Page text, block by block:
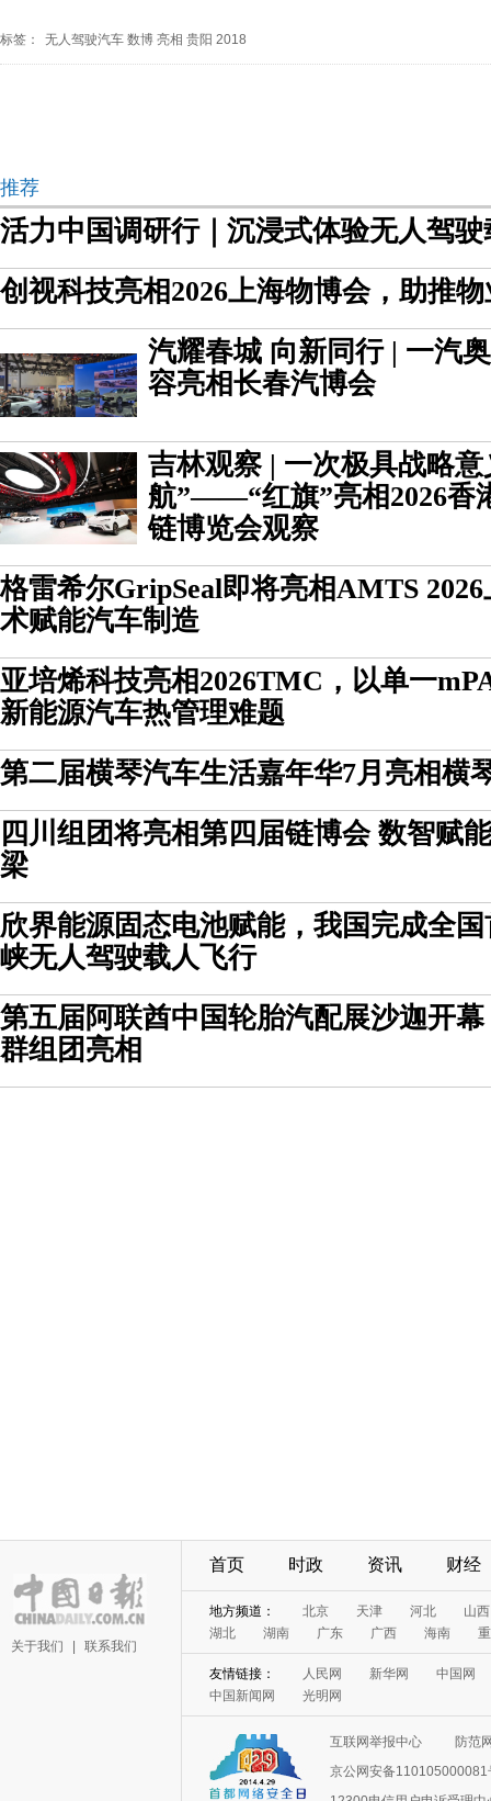
标签： 无人驾驶汽车 数博 亮相 贵阳 2018
推荐
活力中国调研行｜沉浸式体验无人驾
创视科技亮相2026上海物博会，助推
汽耀春城 向新同行 | 一汽
容亮相长春汽博会
吉林观察 | 一次极具战略
航”——“红旗”亮相2026香
链博览会观察
格雷希尔GripSeal即将亮相AMTS
术赋能汽车制造
亚培烯科技亮相2026TMC，以单一
新能源汽车热管理难题
第二届横琴汽车生活嘉年华7月亮相横
四川组团将亮相第四届链博会 数智赋
梁
欣界能源固态电池赋能，我国完成全
峡无人驾驶载人飞行
第五届阿联酋中国轮胎汽配展沙迦开
群组团亮相
关于我们 联系我们
首页 时政 资讯 财经
地方频道： 北京 天津 河北
山西
湖北
湖南 广东 广西 海南
友情链接： 人民网 新华网
中国网
中国新闻网
光明网
互联网举报中心
防范
京公网安备110105000081